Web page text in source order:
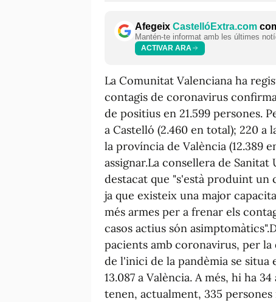
Afegeix CastellóExtra.com
Mantén-te informat amb les últimes
ACTIVAR ARA
La Comunitat Valenciana ha
contagis de coronavirus
de positius en 21.599 persones.
a Castelló (2.460 en total); 220 a
la província de València (12.389
assignar.La consellera de
destacat que "s'està produint un
ja que existeix una major
més armes per a frenar els
casos actius són
pacients amb coronavirus, per
de l'inici de la pandèmia se situa
13.087 a València. A més, hi ha
tenen, actualment, 335